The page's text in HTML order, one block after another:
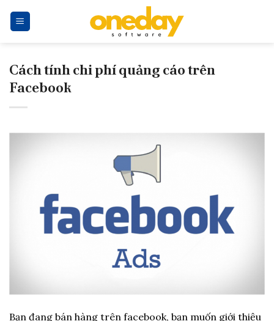
Cách tính chi phí quảng cáo trên
Facebook
Bạn đang bán hàng trên facebook, bạn muốn giới thiệu